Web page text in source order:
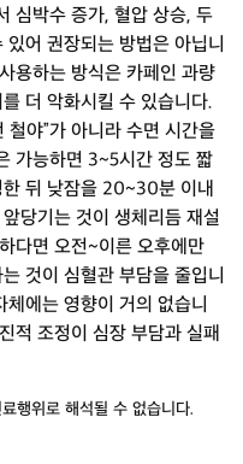
심박수 증가, 혈압 상승, 두
어 권장되는 방법은 아닙니
용하는 방식은 카페인 과량
더 악화시킬 수 있습니다.
철야”가 아니라 수면 시간을
가능하면 3~5시간 정도 짧
뒤 낮잠을 20~30분 이내
당기는 것이 생체리듬 재설
다면 오전~이른 오후에만
것이 심혈관 부담을 줄입니
에는 영향이 거의 없습니
적 조정이 심장 부담과 실패
행위로 해석될 수 없습니다.